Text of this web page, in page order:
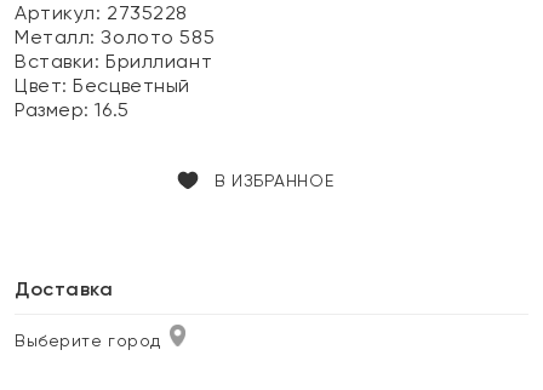
Артикул: 2735228
Металл:Золото 585
Вставки:Бриллиант
Цвет:Бесцветный
Размер:16.5
В ИЗБРАННОЕ
Доставка
Выберите город